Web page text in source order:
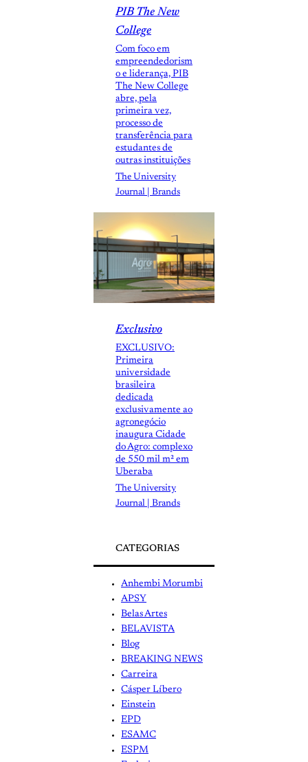
PIB The New
College
Com foco em
empreendedorism
o e liderança, PIB
The New College
abre, pela
primeira vez,
processo de
transferência para
estudantes de
outras instituições
The University
Journal | Brands
Exclusivo
EXCLUSIVO:
Primeira
universidade
brasileira
dedicada
exclusivamente ao
agronegócio
inaugura Cidade
do Agro: complexo
de 550 mil m² em
Uberaba
The University
Journal | Brands
CATEGORIAS
Anhembi Morumbi
APSY
Belas Artes
BELAVISTA
Blog
BREAKING NEWS
Carreira
Cásper Líbero
Einstein
EPD
ESAMC
ESPM